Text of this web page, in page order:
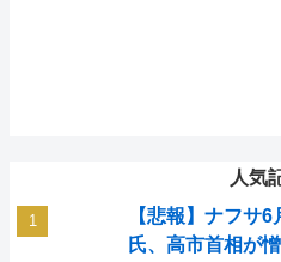
人気
【悲報】ナフサ
氏、高市首相が